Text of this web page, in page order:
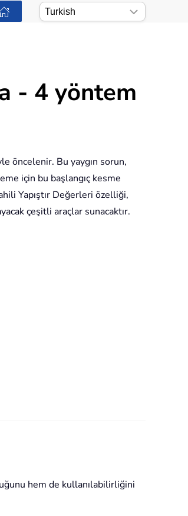
- 4 yöntem
öncelenir. Bu yaygın sorun,
için bu başlangıç kesme
Yapıştır Değerleri özelliği,
çeşitli araçlar sunacaktır.
hem de kullanılabilirliğini